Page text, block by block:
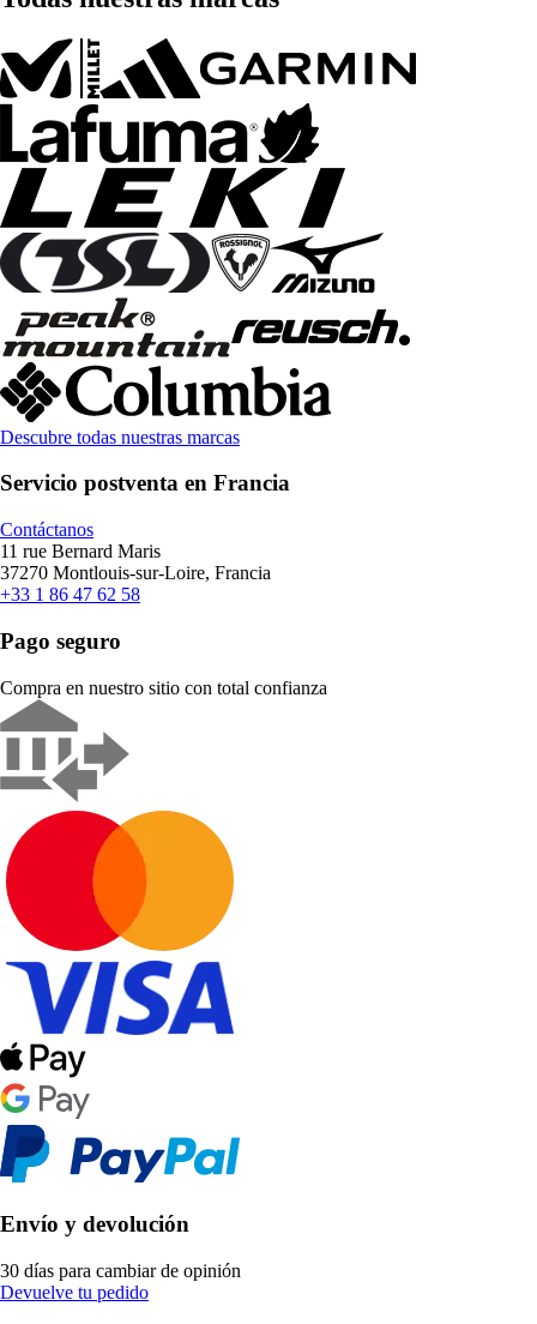
Descubre todas nuestras marcas
Servicio postventa en Francia
Contáctanos
11 rue Bernard Maris
37270 Montlouis-sur-Loire, Francia
+33 1 86 47 62 58
Pago seguro
Compra en nuestro sitio con total confianza
Envío y devolución
30 días para cambiar de opinión
Devuelve tu pedido